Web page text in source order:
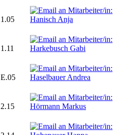
1.05
1.11
E.05
2.15